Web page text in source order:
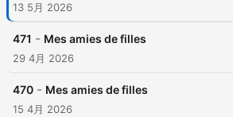
13 5月 2026
471 - Mes amies de filles
29 4月 2026
470 - Mes amies de filles
15 4月 2026